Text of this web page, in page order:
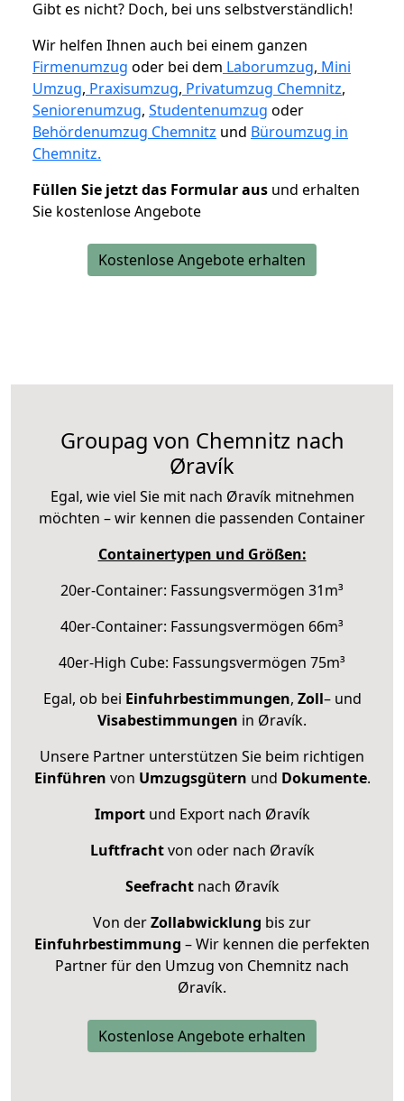
Gibt es nicht? Doch, bei uns selbstverständlich!
Wir helfen Ihnen auch bei einem ganzen
Firmenumzug oder bei dem Laborumzug, Mini
Umzug, Praxisumzug, Privatumzug Chemnitz,
Seniorenumzug, Studentenumzug oder
Behördenumzug Chemnitz und Büroumzug in
Chemnitz.
Füllen Sie jetzt das Formular aus und erhalten
Sie kostenlose Angebote
Kostenlose Angebote erhalten
Groupag von Chemnitz nach
Øravík
Egal, wie viel Sie mit nach Øravík mitnehmen
möchten – wir kennen die passenden Container
Containertypen und Größen:
20er-Container: Fassungsvermögen 31m³
40er-Container: Fassungsvermögen 66m³
40er-High Cube: Fassungsvermögen 75m³
Egal, ob bei Einfuhrbestimmungen, Zoll– und
Visabestimmungen in Øravík.
Unsere Partner unterstützen Sie beim richtigen
Einführen von Umzugsgütern und Dokumente.
Importund Export nach Øravík
Luftfrachtvon oder nach Øravík
Seefrachtnach Øravík
Von derZollabwicklung bis zur
Einfuhrbestimmung – Wir kennen die perfekten
Partner für den Umzug von Chemnitz nach
Øravík.
Kostenlose Angebote erhalten